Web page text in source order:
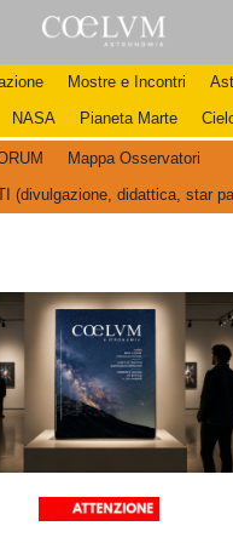
Mostre e Incontri
NASA Pianeta Marte
Mappa Osservatori
(divulgazione, didattica, star